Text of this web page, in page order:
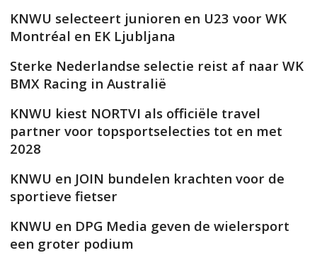
KNWU selecteert junioren en U23 voor WK
Montréal en EK Ljubljana
Sterke Nederlandse selectie reist af naar WK
BMX Racing in Australië
KNWU kiest NORTVI als officiële travel
partner voor topsportselecties tot en met
2028
KNWU en JOIN bundelen krachten voor de
sportieve fietser
KNWU en DPG Media geven de wielersport
een groter podium